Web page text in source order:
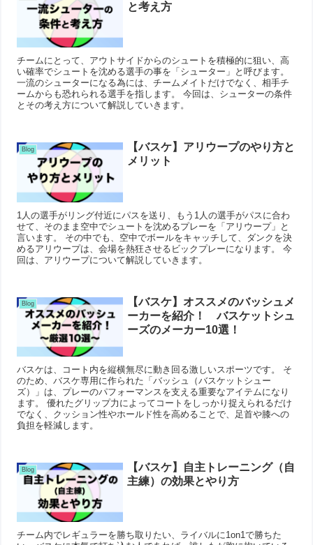
と考え方
チームにとって、アウトサイドからのシュートを積極的に狙い、高
い確率でシュートを沈める選手の事を「シューター」と呼びます。
一流のシューターになる為には、チームメイトだけでなく、相手チ
ームからも恐れられる選手を指します。 今回は、シューターの条件
とその考え方について解説していきます。
Blog
【バスケ】アリウープのやり方と
メリット
1人の選手がリング付近にパスを送り、もう1人の選手がパスに合わ
せて、そのまま空中でシュートを沈めるプレーを「アリウープ」と
言います。 その中でも、空中でボールをキャッチして、ダンクを決
めるアリウープは、会場を熱狂させるビックプレーになります。 今
回は、アリウープについて解説していきます。
Blog
【バスケ】オススメのバッシュメ
ーカーを紹介！ バスケットシュ
ーズのメーカー10選！
バスケは、コート内を縦横無尽に動き回る激しいスポーツです。 そ
のため、バスケ専用に作られた「バッシュ（バスケットシュー
ズ）」は、プレーのパフォーマンスを支える重要なアイテムになり
ます。 優れたグリップ力によってコートをしっかり捉えられるだけ
でなく、クッション性やホールド性を高めることで、足首や膝への
負担を軽減します。
Blog
【バスケ】自主トレーニング（自
主練）の効果とやり方
チーム内でレギュラーを勝ち取りたい、ライバルに1on1で勝ちた